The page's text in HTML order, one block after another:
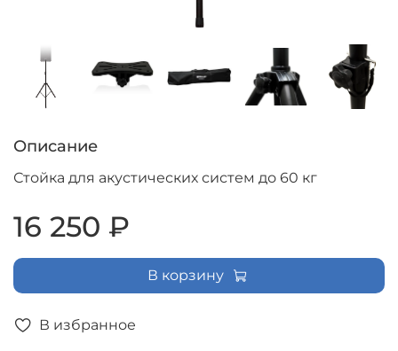
В избранное
Описание
Стойка для акустических систем до 60 кг
16 250 ₽
В корзину